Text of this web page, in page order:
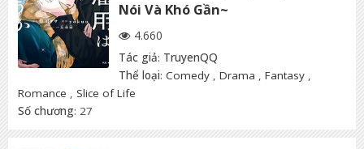
Nói Và Khó Gần~
4.660
Tác giả: TruyenQQ
Thể loại: Comedy , Drama , Fantasy ,
Romance , Slice of Life
Số chương: 27